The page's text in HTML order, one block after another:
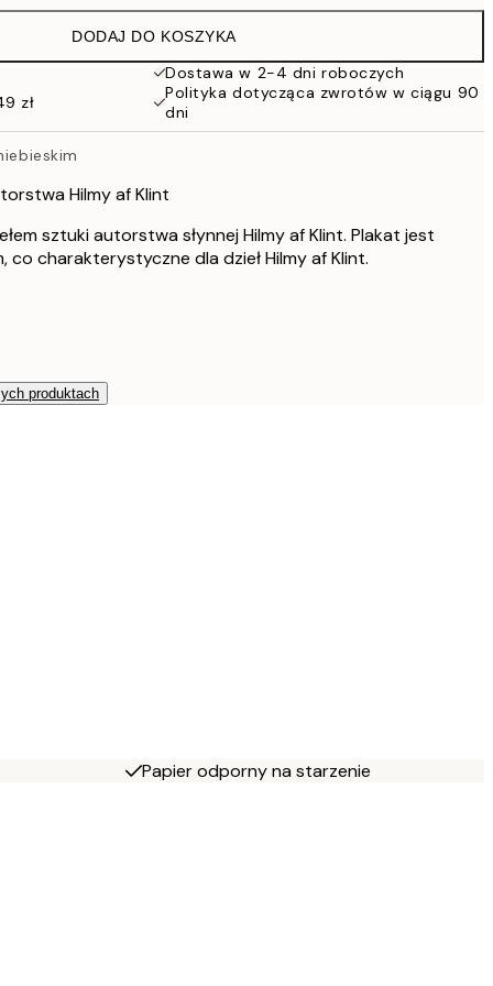
86 zł
108 zł
76 zł
DODAJ DO KOSZYKA
Dostawa w 2-4 dni roboczych
zł
Polityka dotycząca zwrotów w ciągu 90
dni
Hilmy af Klint
sztuki autorstwa słynnej Hilmy af Klint. Plakat jest
charakterystyczne dla dzieł Hilmy af Klint.
produktach
Papier odporny na starzenie